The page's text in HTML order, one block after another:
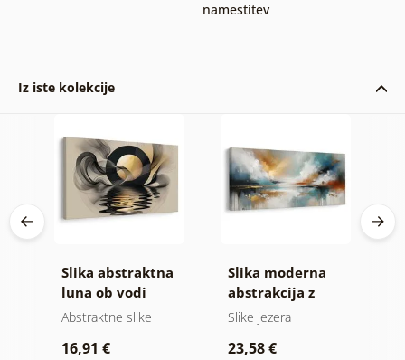
namestitev
Iz iste kolekcije
Slika abstraktna
luna ob vodi
Abstraktne slike
16,91 €
Slika moderna
abstrakcija z
naravo
Slike jezera
23,58 €